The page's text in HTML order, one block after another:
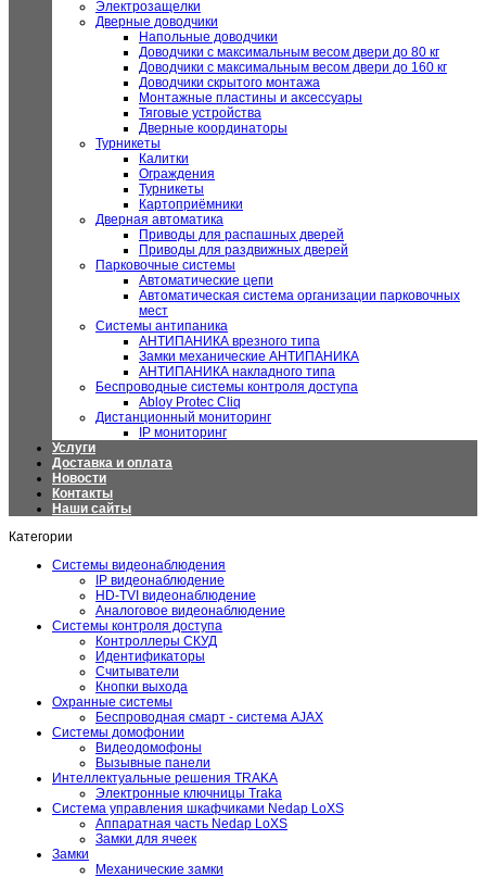
Электрозащелки
Дверные доводчики
Напольные доводчики
Доводчики с максимальным весом двери до 80 кг
Доводчики с максимальным весом двери до 160 кг
Доводчики скрытого монтажа
Монтажные пластины и аксессуары
Тяговые устройства
Дверные координаторы
Турникеты
Калитки
Ограждения
Турникеты
Картоприёмники
Дверная автоматика
Приводы для распашных дверей
Приводы для раздвижных дверей
Парковочные системы
Автоматические цепи
Автоматическая система организации парковочных
мест
Системы антипаника
АНТИПАНИКА врезного типа
Замки механические АНТИПАНИКА
АНТИПАНИКА накладного типа
Беспроводные системы контроля доступа
Abloy Protec Cliq
Дистанционный мониторинг
IP мониторинг
Услуги
Доставка и оплата
Новости
Контакты
Наши сайты
Категории
Системы видеонаблюдения
IP видеонаблюдение
HD-TVI видеонаблюдение
Аналоговое видеонаблюдение
Системы контроля доступа
Контроллеры СКУД
Идентификаторы
Считыватели
Кнопки выхода
Охранные системы
Беспроводная смарт - система AJAX
Системы домофонии
Видеодомофоны
Вызывные панели
Интеллектуальные решения TRAKA
Электронные ключницы Traka
Система управления шкафчиками Nedap LoXS
Аппаратная часть Nedap LoXS
Замки для ячеек
Замки
Механические замки